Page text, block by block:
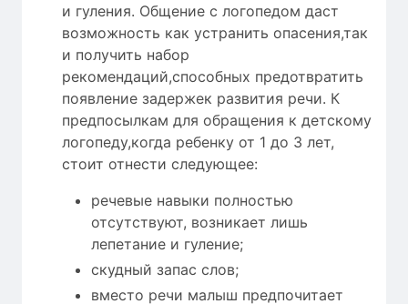
и гуления. Общение с логопедом даст
возможность как устранить опасения,так
и получить набор
рекомендаций,способных предотвратить
появление задержек развития речи. К
предпосылкам для обращения к детскому
логопеду,когда ребенку от 1 до 3 лет,
стоит отнести следующее:
речевые навыки полностью
отсутствуют, возникает лишь
лепетание и гуление;
скудный запас слов;
вместо речи малыш предпочитает